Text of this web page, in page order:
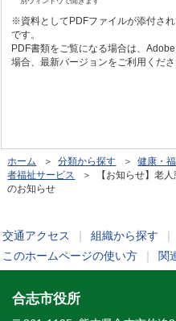
※資料としてPDFファイルが添付さ
です。
PDF書類をご覧になる場合は、
場合、最新バージョンをご利用くださ
ホーム ＞分類から探す ＞健康・
者福祉サービス
＞ 【お知らせ】老人
のお知らせ
交通アクセス 組織から探す
このホームページの使い方
関
合志市役所